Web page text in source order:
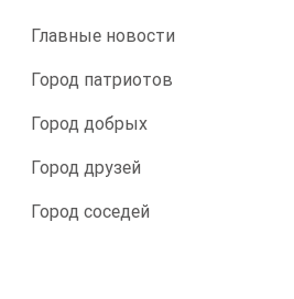
Главные новости
Город патриотов
Город добрых
Город друзей
Город соседей